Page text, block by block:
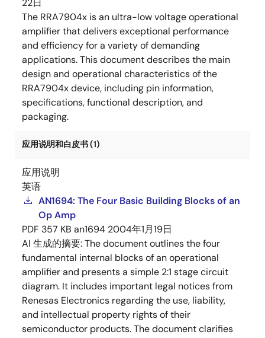
22日
The RRA7904x is an ultra-low voltage operational
amplifier that delivers exceptional performance
and efficiency for a variety of demanding
applications. This document describes the main
design and operational characteristics of the
RRA7904x device, including pin information,
specifications, functional description, and
packaging.
应用说明和白皮书 (1)
应用说明
英语
AN1694: The Four Basic Building Blocks of an
Op Amp
PDF 357 KB an1694 2004年1月19日
AI 生成的摘要:The document outlines the four
fundamental internal blocks of an operational
amplifier and presents a simple 2:1 stage circuit
diagram. It includes important legal notices from
Renesas Electronics regarding the use, liability,
and intellectual property rights of their
semiconductor products. The document clarifies